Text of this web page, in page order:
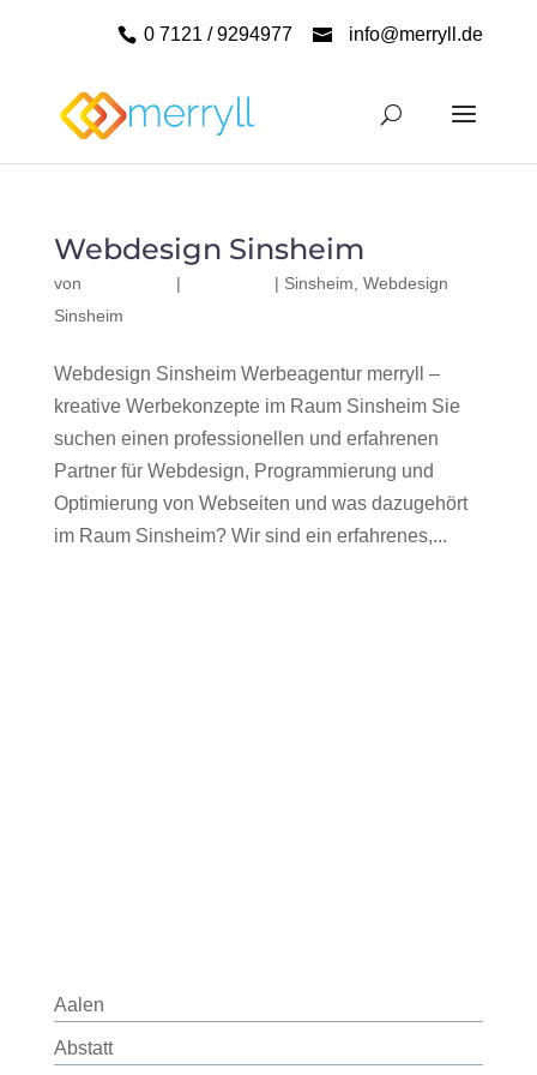
0 7121 / 9294977 info@merryll.de
Webdesign Sinsheim
von | | Sinsheim Webdesign
Sinsheim
Webdesign Sinsheim Werbeagentur merryll –
kreative Werbekonzepte im Raum Sinsheim Sie
suchen einen professionellen und erfahrenen
Partner für Webdesign, Programmierung und
Optimierung von Webseiten und was dazugehört
im Raum Sinsheim? Wir sind ein erfahrenes,...
Aalen
Abstatt